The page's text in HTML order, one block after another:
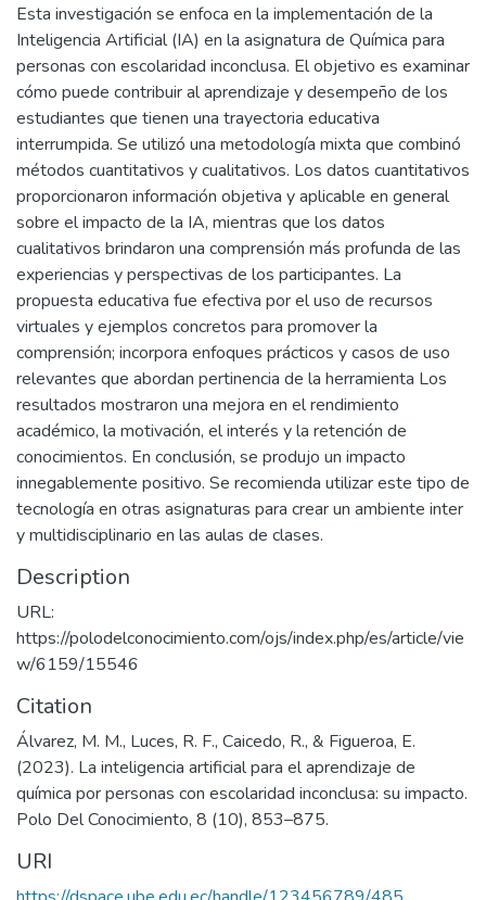
Esta investigación se enfoca en la implementación de la
Inteligencia Artificial (IA) en la asignatura de Química para
personas con escolaridad inconclusa. El objetivo es examinar
cómo puede contribuir al aprendizaje y desempeño de los
estudiantes que tienen una trayectoria educativa
interrumpida. Se utilizó una metodología mixta que combinó
métodos cuantitativos y cualitativos. Los datos cuantitativos
proporcionaron información objetiva y aplicable en general
sobre el impacto de la IA, mientras que los datos
cualitativos brindaron una comprensión más profunda de las
experiencias y perspectivas de los participantes. La
propuesta educativa fue efectiva por el uso de recursos
virtuales y ejemplos concretos para promover la
comprensión; incorpora enfoques prácticos y casos de uso
relevantes que abordan pertinencia de la herramienta Los
resultados mostraron una mejora en el rendimiento
académico, la motivación, el interés y la retención de
conocimientos. En conclusión, se produjo un impacto
innegablemente positivo. Se recomienda utilizar este tipo de
tecnología en otras asignaturas para crear un ambiente inter
y multidisciplinario en las aulas de clases.
Description
URL:
https://polodelconocimiento.com/ojs/index.php/es/article/vie
w/6159/15546
Citation
Álvarez, M. M., Luces, R. F., Caicedo, R., & Figueroa, E.
(2023). La inteligencia artificial para el aprendizaje de
química por personas con escolaridad inconclusa: su impacto.
Polo Del Conocimiento, 8 (10), 853–875.
URI